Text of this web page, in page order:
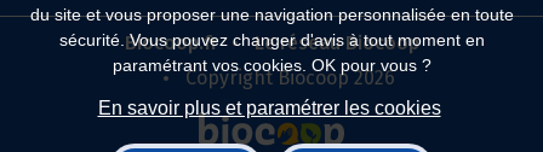
du site et vous proposer une navigation personnalisée en toute
sécurité. Vous pouvez changer d'avis à tout moment en
paramétrant vos cookies. OK pour vous ?
En savoir plus et paramétrer les cookies
Biocoop.fr
Le réseau Biocoop
Copyright Biocoop 2026